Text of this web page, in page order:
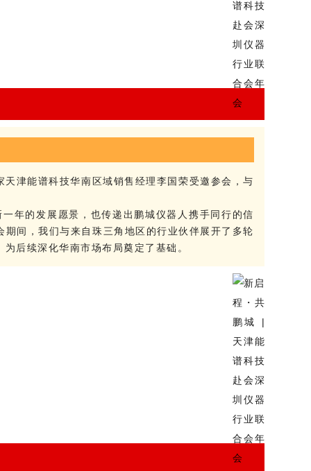
津能谱科技华南区域销售经理李国荣受邀参会，与
年的发展愿景，也传递出鹏城仪器人携手同行的信
间，我们与来自珠三角地区的行业伙伴展开了多轮
后续深化华南市场布局奠定了基础。